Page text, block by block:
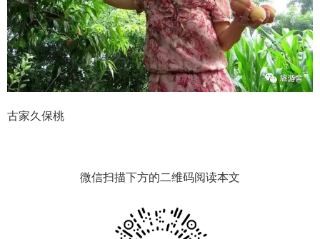
古家久保桃
微信扫描下方的二维码阅读本文